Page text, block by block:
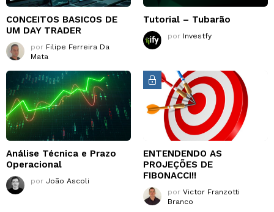
CONCEITOS BASICOS DE
UM DAY TRADER
por Filipe Ferreira Da
Mata
Tutorial – Tubarão
por Investfy
Análise Técnica e Prazo
Operacional
por João Ascoli
ENTENDENDO AS
PROJEÇÕES DE
FIBONACCI!!
por Victor Franzotti
Branco